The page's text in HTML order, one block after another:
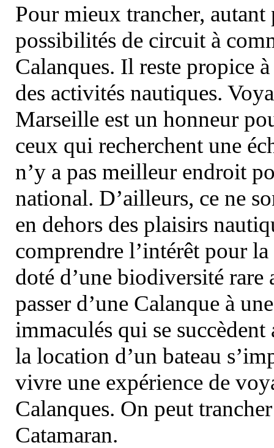
Pour mieux trancher, autant
possibilités de circuit à
Calanques. Il reste propice
des activités nautiques.
Marseille est un honneur
ceux qui recherchent une
n’y a pas meilleur endroit
national. D’ailleurs, ce ne
en dehors des plaisirs
comprendre l’intérêt pour
doté d’une biodiversité
passer d’une Calanque à
immaculés qui se
la location d’un bateau
vivre une expérience de
Calanques. On peut
Catamaran.